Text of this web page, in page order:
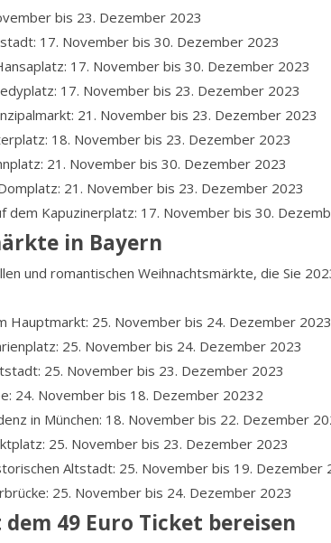
bis 23. Dezember 2023
17. November bis 30. Dezember 2023
17. November bis 30. Dezember 2023
17. November bis 23. Dezember 2023
21. November bis 23. Dezember 2023
18. November bis 23. Dezember 2023
21. November bis 30. Dezember 2023
21. November bis 23. Dezember 2023
dem Kapuzinerplatz: 17. November bis 30.
in Bayern
und romantischen Weihnachtsmärkte, die Sie
Hauptmarkt: 25. November bis 24. Dezember 2023
25. November bis 24. Dezember 2023
25. November bis 23. Dezember 2023
24. November bis 18. Dezember 20232
in München: 18. November bis 22. Dezember
25. November bis 23. Dezember 2023
Altstadt: 25. November bis 19. Dezember
25. November bis 24. Dezember 2023
49 Euro Ticket bereisen